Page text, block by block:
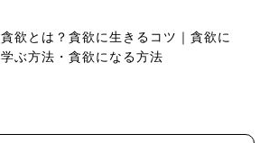
貪欲とは？貪欲に生きるコツ｜貪欲に
学ぶ方法・貪欲になる方法